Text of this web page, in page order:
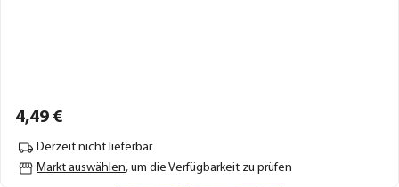
4,49 €
Derzeit nicht lieferbar
Markt auswählen, um die Verfügbarkeit zu prüfen